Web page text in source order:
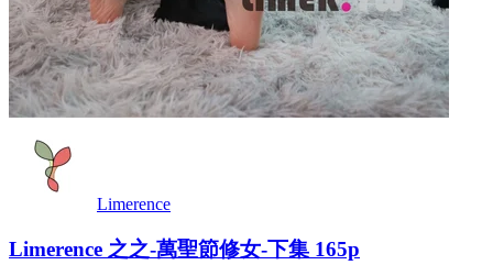
Limerence
Limerence 之之-萬聖節修女-下集 165p